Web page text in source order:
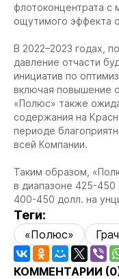
флотоконцентрата
ощутимого эффекта
В 2022–2023 годах,
давление отчасти
инициатив по
включая повышение
«Полюс» также
содержания на
периоде
всей Компании.
Таким образом,
в диапазоне 425-
400-450 долл. на
Теги:
«Полюс»
КОММЕНТАРИИ (0